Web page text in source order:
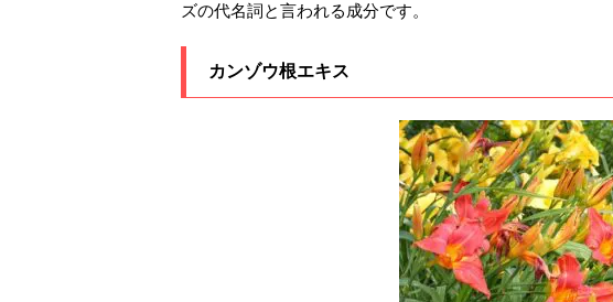
ズの代名詞と言われる成分です。
カンゾウ根エキス